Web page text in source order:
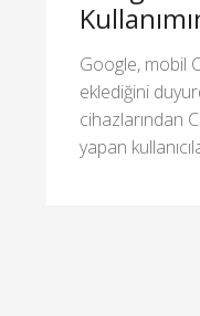
Google, mobil
eklediğini
cihazlarından
yapan